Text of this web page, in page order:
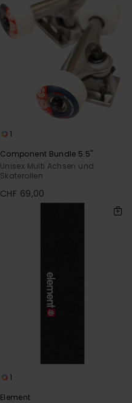
1
Component Bundle 5.5"
Unisex Multi Achsen und
Skaterollen
CHF 69,00
1
Element